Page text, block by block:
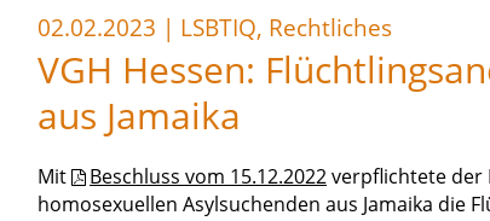
02.02.2023 | LSBTIQ, Rechtliches
VGH Hessen:
aus Jamaika
Mit Beschluss vom 15.12.2022verpflichtete der
homosexuellen Asylsuchenden aus Jamaika die